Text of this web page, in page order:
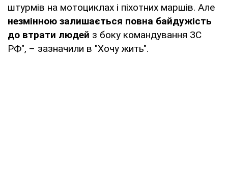
штурмів на мотоциклах і піхотних маршів. Але
незмінною залишається повна байдужість
до втрати людей з боку командування ЗС
РФ", – зазначили в "Хочу жить".